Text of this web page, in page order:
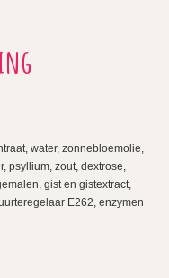
water, zonnebloemolie,
psyllium, zout, dextrose,
gist en gistextract,
E262, enzymen